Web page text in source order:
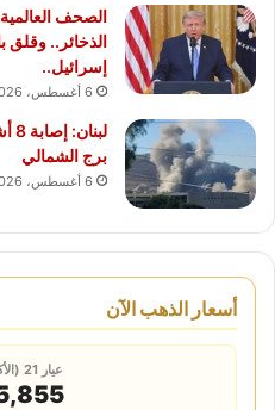
الصحف
الذخائر..
إسرائيل..
6 أغسطس، 2026
برج الشمالي
6 أغسطس، 2026
أسعار الذهب الآن
عيار 21 (الأكثر مبيعاً)
5,855